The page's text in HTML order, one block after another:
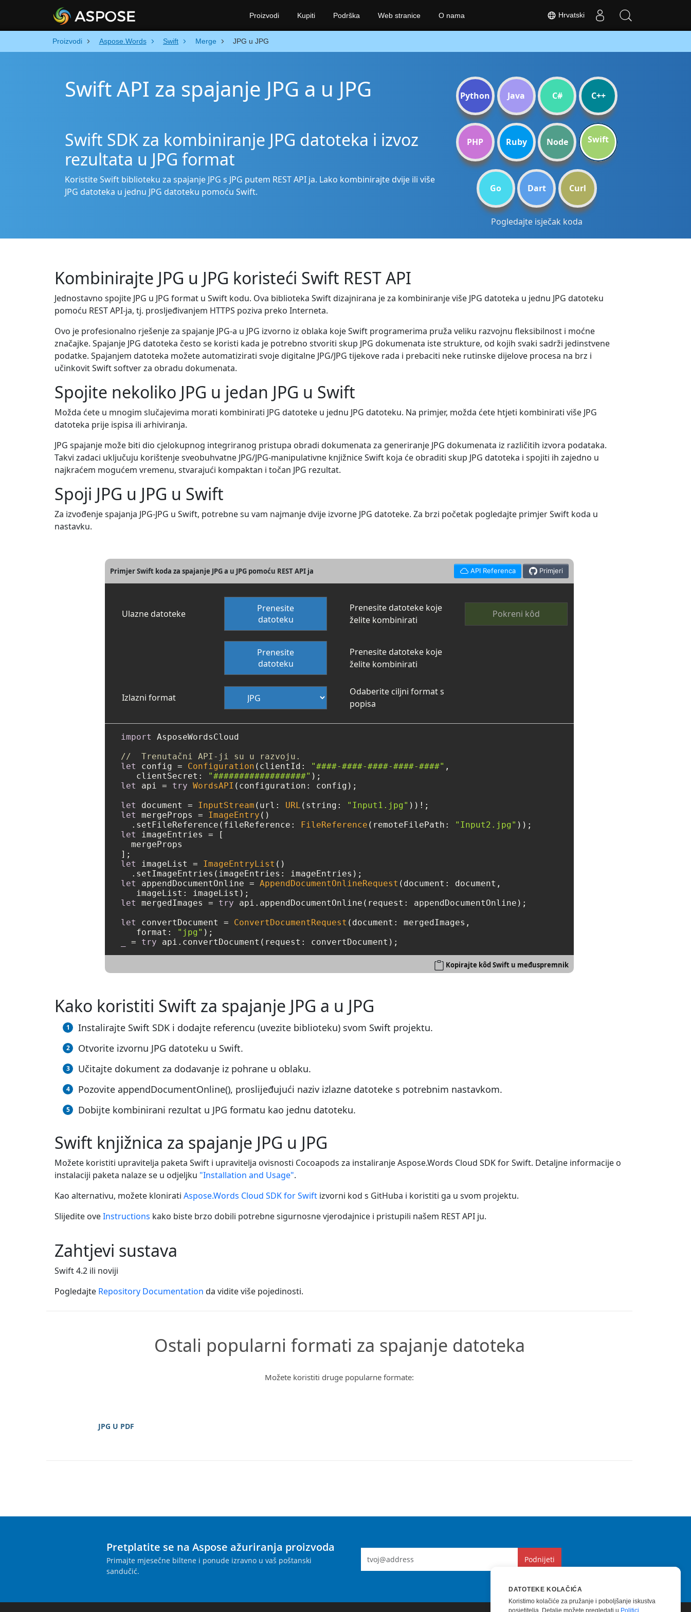
Proizvodi Aspose.Words Swift Merge JPG u JPG
Swift API za spajanje JPG a u JPG
Swift SDK za kombiniranje JPG datoteka i izvoz
rezultata u JPG format
Koristite Swift biblioteku za spajanje JPG s JPG putem REST API ja. Lako kombinirajte dvije ili više
JPG datoteka u jednu JPG datoteku pomoću Swift.
Python Java C# C++
PHP Ruby Node Swift
Go Dart Curl
Pogledajte isječak koda
Kombinirajte JPG u JPG koristeći Swift REST API
Jednostavno spojite JPG u JPG format u Swift kodu. Ova biblioteka Swift dizajnirana je za kombiniranje više JPG datoteka u jednu JPG datoteku
pomoću REST API-ja, tj. prosljeđivanjem HTTPS poziva preko Interneta.
Ovo je profesionalno rješenje za spajanje JPG-a u JPG izvorno iz oblaka koje Swift programerima pruža veliku razvojnu fleksibilnost i moćne
značajke. Spajanje JPG datoteka često se koristi kada je potrebno stvoriti skup JPG dokumenata iste strukture, od kojih svaki sadrži jedinstvene
podatke. Spajanjem datoteka možete automatizirati svoje digitalne JPG/JPG tijekove rada i prebaciti neke rutinske dijelove procesa na brz i
učinkovit Swift softver za obradu dokumenata.
Spojite nekoliko JPG u jedan JPG u Swift
Možda ćete u mnogim slučajevima morati kombinirati JPG datoteke u jednu JPG datoteku. Na primjer, možda ćete htjeti kombinirati više JPG
datoteka prije ispisa ili arhiviranja.
JPG spajanje može biti dio cjelokupnog integriranog pristupa obradi dokumenata za generiranje JPG dokumenata iz različitih izvora podataka.
Takvi zadaci uključuju korištenje sveobuhvatne JPG/JPG-manipulativne knjižnice Swift koja će obraditi skup JPG datoteka i spojiti ih zajedno u
najkraćem mogućem vremenu, stvarajući kompaktan i točan JPG rezultat.
Spoji JPG u JPG u Swift
Za izvođenje spajanja JPG-JPG u Swift, potrebne su vam najmanje dvije izvorne JPG datoteke. Za brzi početak pogledajte primjer Swift koda u
nastavku.
Primjer Swift koda za spajanje JPG a u JPG pomoću REST API ja API Referenca Primjeri
Ulazne datoteke
Prenesite
datoteku
Prenesite datoteke koje
želite kombinirati
Pokreni kôd
Prenesite
datoteku
Prenesite datoteke koje
želite kombinirati
Izlazni format
Odaberite ciljni format s
popisa
import
AsposeWordsCloud
//  Trenutačni API-ji su u razvoju.
let
config = Configuration (clientId: "####-####-####-####-####" ,
   clientSecret:
"##################"
let
api = try WordsAPI (configuration: config);
let
document = InputStream (url: URL (string: "Input1.jpg" )) !
let
mergeProps = ImageEntry ()
  .setFileReference(fileReference:
FileReference (remoteFilePath: "Input2.jpg"
let
imageEntries = [
  mergeProps
let
imageList = ImageEntryList ()
let
appendDocumentOnline = AppendDocumentOnlineRequest (document: document,
let
mergedImages = try api.appendDocumentOnline(request: appendDocumentOnline);
let
convertDocument = ConvertDocumentRequest (document: mergedImages,
   format:
"jpg"
= try
Kopirajte kôd Swift u međuspremnik
Kako koristiti Swift za spajanje JPG a u JPG
Instalirajte Swift SDK i dodajte referencu (uvezite biblioteku) svom Swift projektu.
Otvorite izvornu JPG datoteku u Swift.
Učitajte dokument za dodavanje iz pohrane u oblaku.
Pozovite appendDocumentOnline(), proslijeđujući naziv izlazne datoteke s potrebnim nastavkom.
Dobijte kombinirani rezultat u JPG formatu kao jednu datoteku.
Swift knjižnica za spajanje JPG u JPG
Možete koristiti upravitelja paketa Swift i upravitelja ovisnosti Cocoapods za instaliranje Aspose.Words Cloud SDK for Swift. Detaljne informacije o
instalaciji paketa nalaze se u odjeljku "Installation and Usage".
Kao alternativu, možete klonirati Aspose.Words Cloud SDK for Swift izvorni kod s GitHuba i koristiti ga u svom projektu.
Slijedite oveInstructions kako biste brzo dobili potrebne sigurnosne vjerodajnice i pristupili našem REST API ju.
Zahtjevi sustava
Swift 4.2 ili noviji
Pogledajte Repository Documentation da vidite više pojedinosti.
Ostali popularni formati za spajanje datoteka
Možete koristiti druge popularne formate:
JPG U PDF
Hrvatski
Proizvodi Kupiti Podrška Web stranice O nama
Pretplatite se na Aspose ažuriranja proizvoda
Primajte mjesečne biltene i ponude izravno u vaš poštanski
sandučić.
Podnijeti
DATOTEKE KOLAČIĆA
Koristimo kolačiće za pružanje i poboljšanje iskustva
posjetitelja. Detalje možete pregledati u Politici